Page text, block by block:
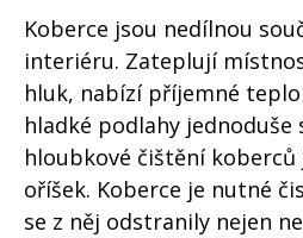
Koberce jsou nedílnou
interiéru. Zateplují
hluk, nabízí příjemné
hladké podlahy
hloubkové čištění
oříšek. Koberce je nutné
se z něj odstranily nejen